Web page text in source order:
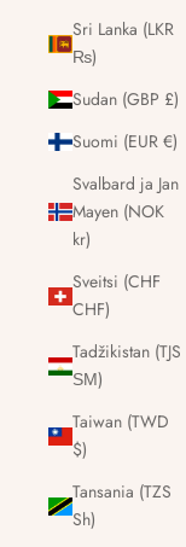
Sri Lanka (LKR
₨)
Sudan (GBP £)
Suomi (EUR €)
Svalbard ja Jan
Mayen (NOK
kr)
Sveitsi (CHF
CHF)
Tadžikistan (TJS
ЅМ)
Taiwan (TWD
$)
Tansania (TZS
Sh)